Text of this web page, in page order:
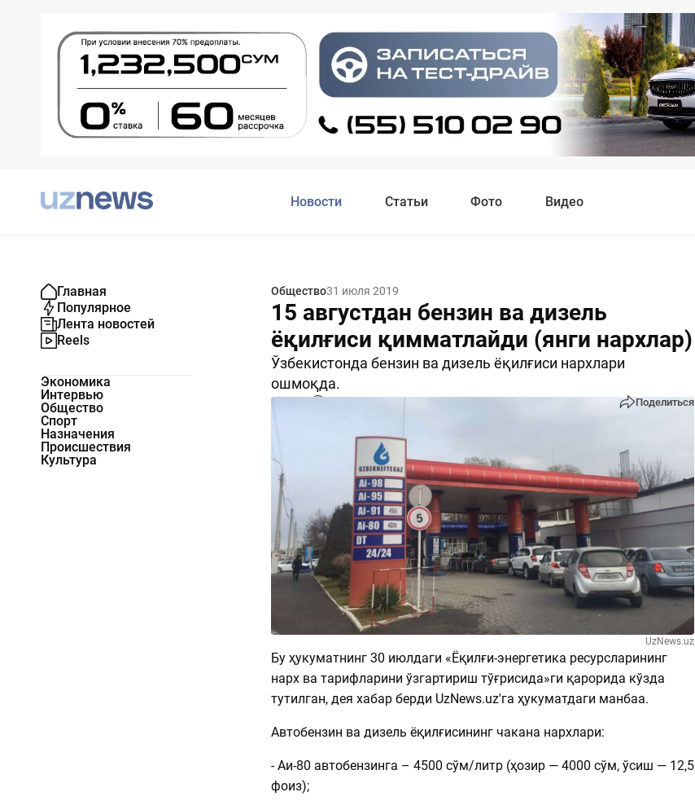
Новости Статьи Фото Видео
Главная
Популярное
Лента новостей
Reels
Экономика
Интервью
Общество
Спорт
Назначения
Происшествия
Культура
Общество31 июля 2019
15 августдан бензин ва дизель
ёқилғиси қимматлайди (янги нархлар)
Ўзбекистонда бензин ва дизель ёқилғиси нархлари
ошмоқда.
Поделиться
UzNews.uz
Бу ҳукуматнинг 30 июлдаги «Ёқилғи-энергетика ресурсларининг
нарх ва тарифларини ўзгартириш тўғрисида»ги қарорида кўзда
тутилган, дея хабар берди UzNews.uz'га ҳукуматдаги манбаа.
Автобензин ва дизель ёқилғисининг чакана нархлари:
- Аи-80 автобензинга – 4500 сўм/литр (ҳозир — 4000 сўм, ўсиш — 12,5
фоиз);